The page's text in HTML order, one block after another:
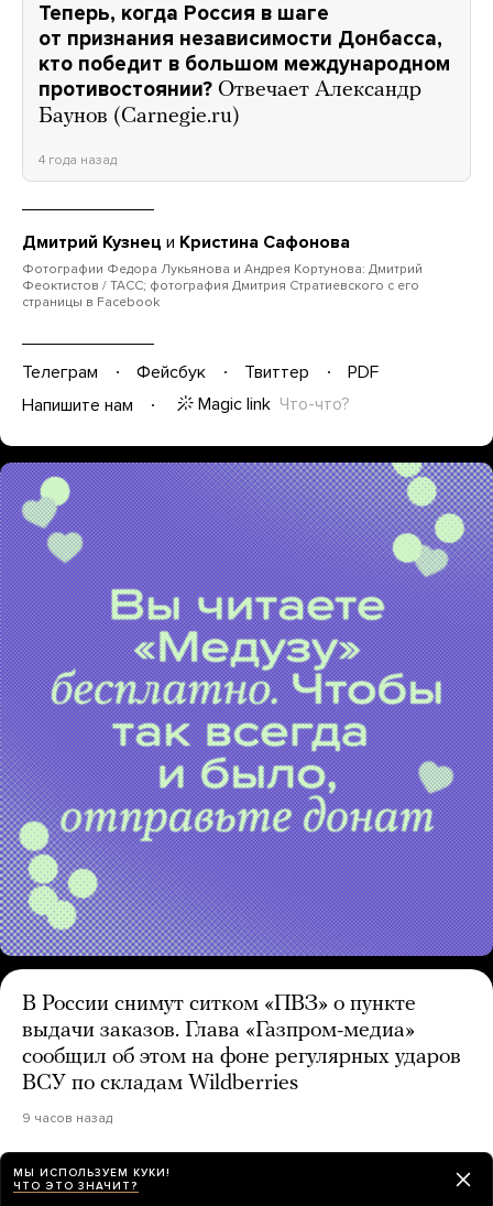
Теперь, когда Россия в шаге
от признания независимости Донбасса,
кто победит в большом международном
противостоянии? Отвечает Александр
Баунов (Carnegie.ru)
4 года назад
Дмитрий Кузнец и Кристина Сафонова
Фотографии Федора Лукьянова и Андрея Кортунова: Дмитрий
Феоктистов / ТАСС; фотография Дмитрия Стратиевского с его
страницы в Facebook
Телеграм Фейсбук Твиттер
PDF
Напишите нам
Magic link Что-что?
В России снимут ситком «ПВЗ» о пункте
выдачи заказов. Глава «Газпром-медиа»
сообщил об этом на фоне регулярных ударов
ВСУ по складам Wildberries
9 часов назад
В главном районе ночной жизни Лондона
МЫ ИСПОЛЬЗУЕМ КУКИ!
ЧТО ЭТО ЗНАЧИТ?